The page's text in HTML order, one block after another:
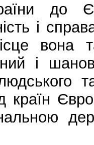
до
і
вона
і
країн